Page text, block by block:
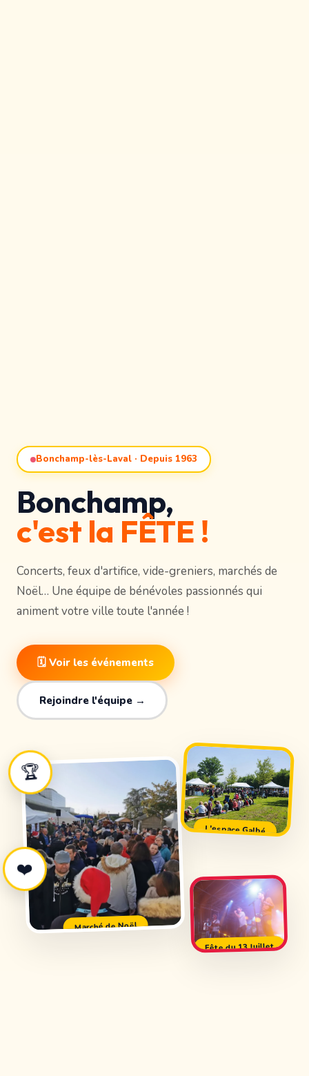
Bonchamp-lès-Laval · Depuis 1963
Bonchamp,
c'est la FÊTE !
Concerts, feux d'artifice, vide-greniers, marchés de
Noël… Une équipe de bénévoles passionnés qui
animent votre ville toute l'année !
🗓 Voir les événements
Rejoindre l'équipe →
🏆
❤️
Marché de Noël
L'espace Galbé
Fête du 13 Juillet